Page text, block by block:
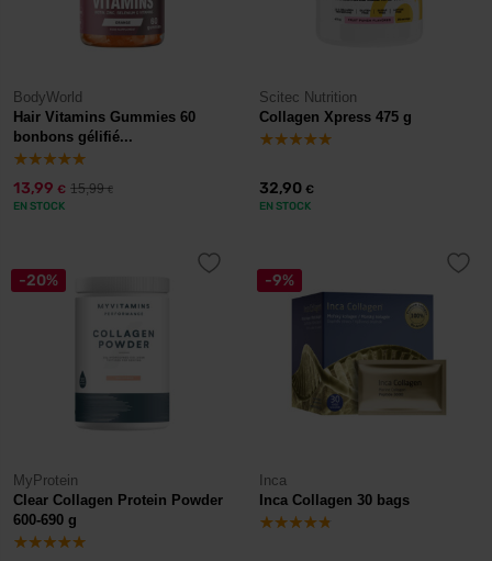
BodyWorld
Hair Vitamins Gummies 60
bonbons gélifié...
13,99 € 15,99€
EN STOCK
Scitec Nutrition
Collagen Xpress 475 g
32,90 €
EN STOCK
-20%
MyProtein
Clear Collagen Protein Powder
600-690 g
-9%
Inca
Inca Collagen 30 bags